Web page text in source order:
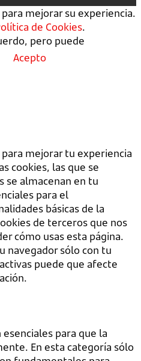
mejorar su experiencia.
de Cookies.
pero puede
Acepto
mejorar tu experiencia
cookies, las que se
se almacenan en tu
para el
básicas de la
de terceros que nos
cómo usas esta página.
navegador sólo con tu
puede que afecte
esenciales para que la
En esta categoría sólo